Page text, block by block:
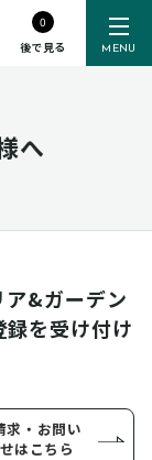
MENU
0
後で見る
へ
ア&ガーデン
録を受け付け
求・お問い
はこちら